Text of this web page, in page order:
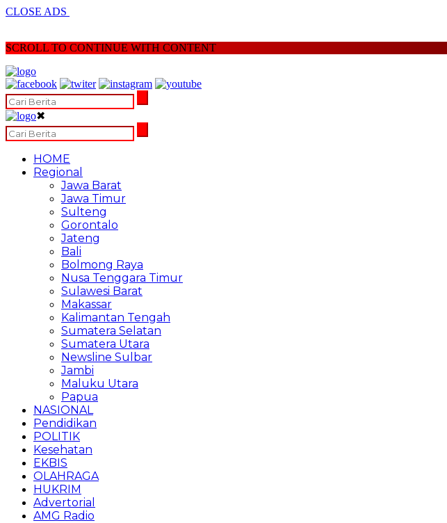
CLOSE ADS
SCROLL TO CONTINUE WITH CONTENT
✖
HOME
Regional
Jawa Barat
Jawa Timur
Sulteng
Gorontalo
Jateng
Bali
Bolmong Raya
Nusa Tenggara Timur
Sulawesi Barat
Makassar
Kalimantan Tengah
Sumatera Selatan
Sumatera Utara
Newsline Sulbar
Jambi
Maluku Utara
Papua
NASIONAL
Pendidikan
POLITIK
Kesehatan
EKBIS
OLAHRAGA
HUKRIM
Advertorial
AMG Radio